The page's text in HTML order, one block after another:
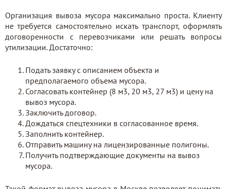
Организация вывоза мусора максимально проста. Клиенту
не требуется самостоятельно искать транспорт, оформлять
договоренности с перевозчиками или решать вопросы
утилизации. Достаточно:
Подать заявку с описанием объекта и
предполагаемого объема мусора.
Согласовать контейнер (8 м3, 20 м3, 27 м3) и цену на
вывоз мусора.
Заключить договор.
Дождаться спецтехники в согласованное время.
Заполнить контейнер.
Отправить машину на лицензированные полигоны.
Получить подтверждающие документы на вывоз
мусора.